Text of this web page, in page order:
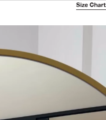
Size Chart